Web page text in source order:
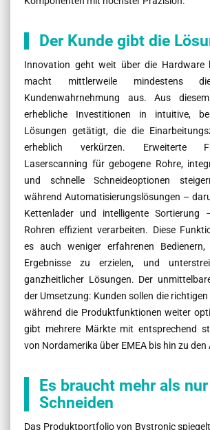
Der Kunde gibt die
Innovation geht weit über die Hardware
macht mittlerweile mindestens
Kundenwahrnehmung aus. Aus
erhebliche Investitionen in intuitive,
Lösungen getätigt, die die
erheblich verkürzen. Erweiterte
Laserscanning für gebogene Rohre,
und schnelle Schneideoptionen
während Automatisierungslösungen –
Kettenlader und intelligente Sortierung
Rohren effizient verarbeiten. Diese
es auch weniger erfahrenen
Ergebnisse zu erzielen, und
ganzheitlicher Lösungen. Der
der Umsetzung: Kunden sollen die
während die Produktfunktionen weiter
gibt mehrere Märkte mit entsprechend
von Nordamerika über EMEA bis hin zu den
Es braucht mehr als
Schneiden
Das Produktportfolio von Bystronic